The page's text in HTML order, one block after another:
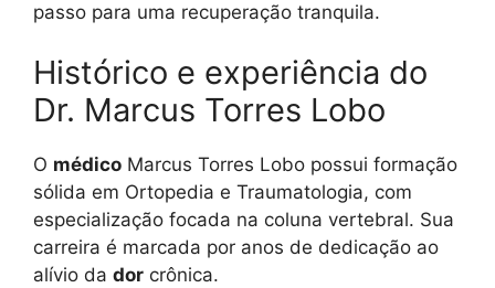
passo para uma recuperação tranquila.
Histórico e experiência do
Dr. Marcus Torres Lobo
O médico Marcus Torres Lobo possui formação
sólida em Ortopedia e Traumatologia, com
especialização focada na coluna vertebral. Sua
carreira é marcada por anos de dedicação ao
alívio da dor crônica.